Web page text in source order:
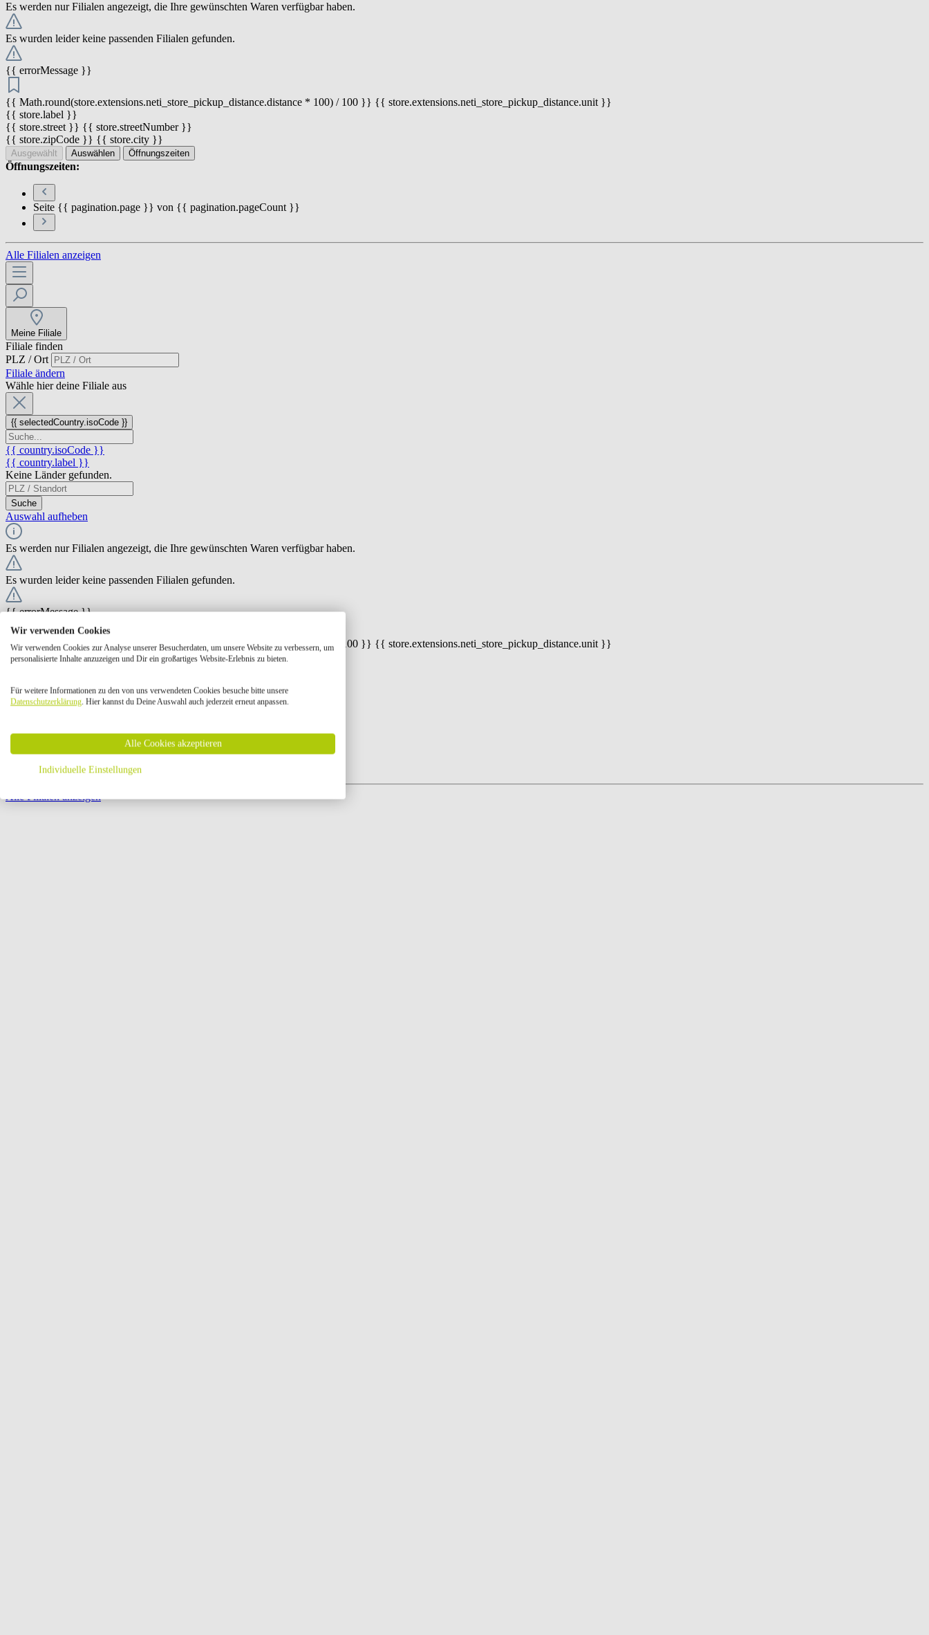
Es werden nur Filialen angezeigt, die Ihre gewünschten Waren verfügbar haben.
Es wurden leider keine passenden Filialen gefunden.
{{ errorMessage }}
{{ Math.round(store.extensions.neti_store_pickup_distance.distance * 100) / 100 }} {{ store.extensions.neti_store_pickup_distance.unit }}
{{ store.label }}
{{ store.street }} {{ store.streetNumber }}
{{ store.zipCode }} {{ store.city }}
Ausgewählt Auswählen Öffnungszeiten
Öffnungszeiten:
Seite {{ pagination.page }} von {{ pagination.pageCount }}
Alle Filialen anzeigen
Meine Filiale
Filiale finden
PLZ / Ort
Filiale ändern
Wähle hier deine Filiale aus
{{ selectedCountry.isoCode }}
{{ country.isoCode }}
{{ country.label }}
Keine Länder gefunden.
Suche
Auswahl aufheben
Es werden nur Filialen angezeigt, die Ihre gewünschten Waren verfügbar haben.
Es wurden leider keine passenden Filialen gefunden.
{{ errorMessage }}
{{ Math.round(store.extensions.neti_store_pickup_distance.distance * 100) / 100 }} {{ store.extensions.neti_store_pickup_distance.unit }}
{{ store.label }}
Ausgewählt Auswählen Öffnungszeiten
Öffnungszeiten:
Seite {{ pagination.page }} von {{ pagination.pageCount }}
Alle Filialen anzeigen
Wir verwenden Cookies
Wir verwenden Cookies zur Analyse unserer Besucherdaten, um unsere Website zu verbessern, um
personalisierte Inhalte anzuzeigen und Dir ein großartiges Website-Erlebnis zu bieten.
Für weitere Informationen zu den von uns verwendeten Cookies besuche bitte unsere
Datenschutzerklärung. Hier kannst du Deine Auswahl auch jederzeit erneut anpassen.
Alle Cookies akzeptieren
Individuelle Einstellungen